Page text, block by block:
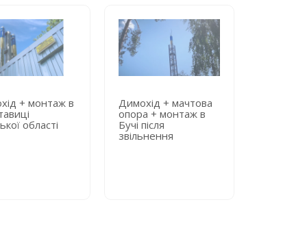
+ монтаж в
області
Димохід + мачтова
опора + монтаж в
Бучі після
звільнення